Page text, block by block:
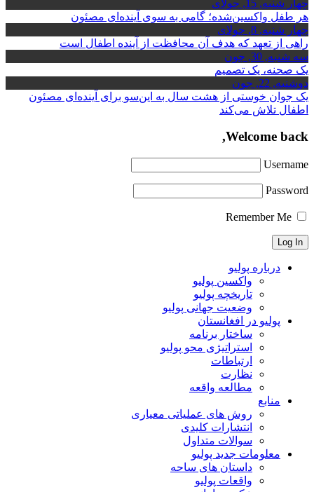
چهار شنبه, 15, جولای
هر طفل واکسین‌شده؛ گامی به سوی آینده‌ای مصئون
چهار شنبه, 8, جولای
راهی از تعهد که هدف آن محافظت از آینده اطفال است
سه شنبه, 30, جون
یک صحنه، یک تصمیم
دوشنبه, 22, جون
یک جوان خوستی از هشت سال به این‌سو برای آینده‌ای مصئون
اطفال تلاش می‌کند
Welcome back,
Username
Password
درباره پولیو
واکسین پولیو
تاریخچه پولیو
وضعیت جهانی پولیو
پولیو در افغانستان
ساختار برنامه
استراتیژی محو پولیو
ارتباطات
نظارت
مطالعه واقعه
منابع
روش های عملیاتی معیاری
انتشارات کلیدی
سوالات متداول
معلومات جدید پولیو
داستان های ساحه
واقعات پولیو